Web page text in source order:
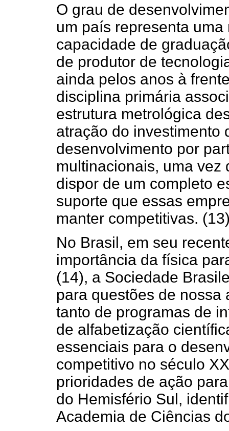
O grau de
um país representa
capacidade de
de produtor de
ainda pelos anos à
disciplina primária
estrutura metrológica
atração do investimento
desenvolvimento por
multinacionais, uma vez
dispor de um completo
suporte que essas
manter competitivas.
No Brasil, em seu
importância da física
(14), a Sociedade
para questões de
tanto de programas de
de alfabetização
essenciais para o
competitivo no século
prioridades de ação
do Hemisfério Sul,
Academia de Ciências